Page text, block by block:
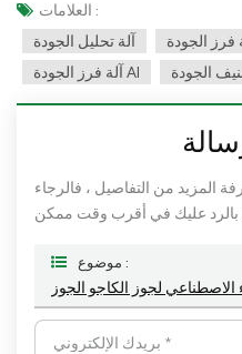
العلامات :
آلة تحليل الجودة
فرز الجودة
آلة فرز الجودة AI
الجودة
المزيد من التفاصيل ، فالرجاء
موضوع :
لجوز الكاجو الجوز